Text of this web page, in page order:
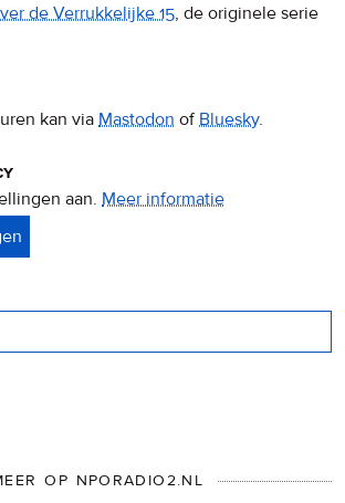
de Verrukkelijke 15, de originele serie
kan via Mastodon ofBluesky.
aan. Meer informatie
OP NPORADIO2.NL